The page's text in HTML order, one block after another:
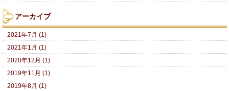
アーカイブ
2021年7月 (1)
2021年1月 (1)
2020年12月 (1)
2019年11月 (1)
2019年8月 (1)